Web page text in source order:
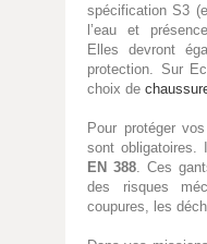
spécification S3
l’eau et
Elles devront
protection. Sur
choix de
Pour protéger
sont obligatoires.
EN 388 . Ces
des risques
coupures, les